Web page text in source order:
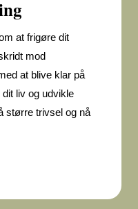
at frigøre dit
mod
at blive klar på
liv og udvikle
større trivsel og nå